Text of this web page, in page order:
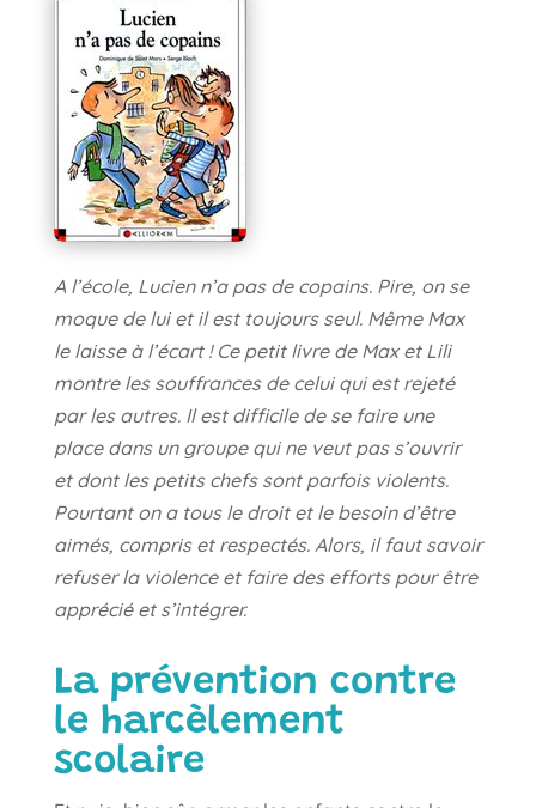
A l’école, Lucien n’a pas de copains. Pire, on se
moque de lui et il est toujours seul. Même Max
le laisse à l’écart ! Ce petit livre de Max et Lili
montre les souffrances de celui qui est rejeté
par les autres. Il est difficile de se faire une
place dans un groupe qui ne veut pas s’ouvrir
et dont les petits chefs sont parfois violents.
Pourtant on a tous le droit et le besoin d’être
aimés, compris et respectés. Alors, il faut savoir
refuser la violence et faire des efforts pour être
apprécié et s’intégrer.
La prévention contre
le harcèlement
scolaire